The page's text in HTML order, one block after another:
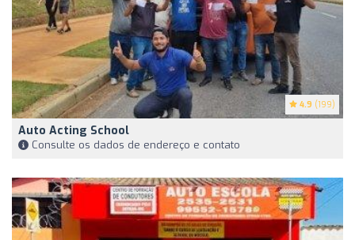
4.9 (199)
Auto Acting School
Consulte os dados de endereço e contato